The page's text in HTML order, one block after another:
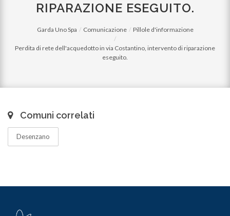
RIPARAZIONE ESEGUITO.
Garda Uno Spa Comunicazione Pillole d'informazione
Perdita di rete dell'acquedotto in via Costantino, intervento di riparazione
eseguito.
Comuni correlati
Desenzano